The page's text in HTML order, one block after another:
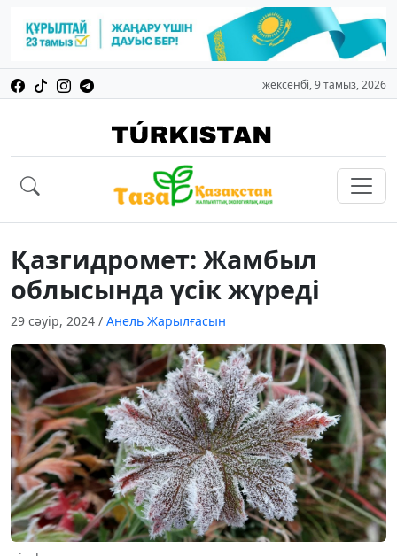
жексенбі, 9 тамыз, 2026
Қазгидромет: Жамбыл
облысында үсік жүреді
29 сәуір, 2024 / Анель Жарылғасын